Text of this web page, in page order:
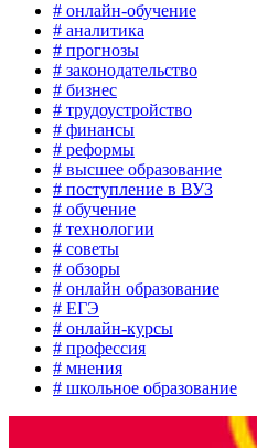
# онлайн-обучение
# аналитика
# прогнозы
# законодательство
# бизнес
# трудоустройство
# финансы
# реформы
# высшее образование
# поступление в ВУЗ
# обучение
# технологии
# советы
# обзоры
# онлайн образование
# ЕГЭ
# онлайн-курсы
# профессия
# мнения
# школьное образование